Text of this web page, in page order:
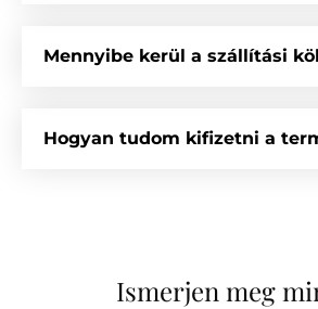
Mennyibe kerül a szállítási
Hogyan tudom kifizetni a
Ismerjen meg